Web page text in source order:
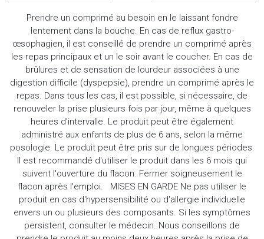
Prendre un comprimé au besoin en le laissant fondre
lentement dans la bouche. En cas de reflux gastro-
œsophagien, il est conseillé de prendre un comprimé après
les repas principaux et un le soir avant le coucher. En cas de
brûlures et de sensation de lourdeur associées à une
digestion difficile (dyspepsie), prendre un comprimé après le
repas. Dans tous les cas, il est possible, si nécessaire, de
renouveler la prise plusieurs fois par jour, même à quelques
heures d'intervalle. Le produit peut être également
administré aux enfants de plus de 6 ans, selon la même
posologie. Le produit peut être pris sur de longues périodes.
Il est recommandé d'utiliser le produit dans les 6 mois qui
suivent l'ouverture du flacon. Fermer soigneusement le
flacon après l'emploi. MISES EN GARDE Ne pas utiliser le
produit en cas d'hypersensibilité ou d'allergie individuelle
envers un ou plusieurs des composants. Si les symptômes
persistent, consulter le médecin. Nous conseillons de